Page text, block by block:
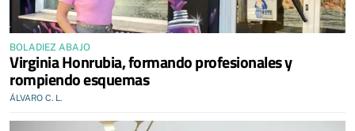
BOLADIEZ ABAJO
Virginia Honrubia, formando profesionales y
rompiendo esquemas
ÁLVARO C. L.